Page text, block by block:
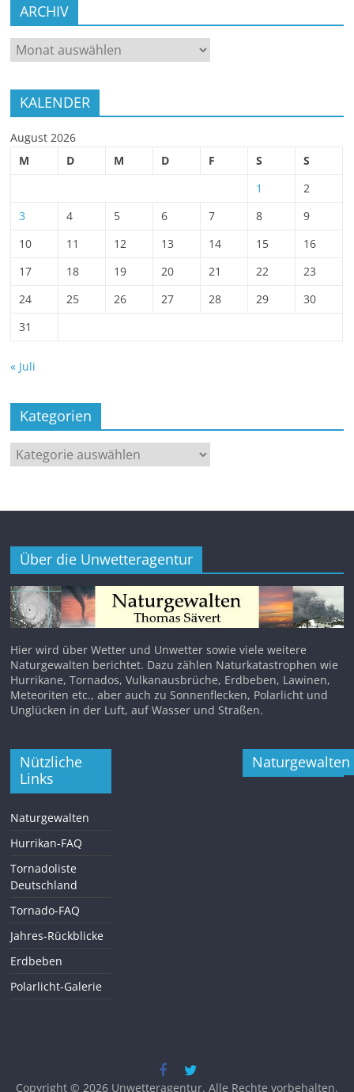
ARCHIV
ARCHIV
KALENDER
August 2026
M
D M D F S
S
1
2
3
4 5 6 7 8
9
10
11 12 13 14 15
16
17
18 19 20 21 22
23
24
25 26 27 28 29
30
31
« Juli
Kategorien
Kategorien
Über die Unwetteragentur
Hier wird über Wetter und Unwetter sowie viele weitere
Naturgewalten berichtet. Dazu zählen Naturkatastrophen wie
Hurrikane, Tornados, Vulkanausbrüche, Erdbeben, Lawinen,
Meteoriten etc., aber auch zu Sonnenflecken, Polarlicht und
Unglücken in der Luft, auf Wasser und Straßen.
Nützliche
Links
Naturgewalten
Hurrikan-FAQ
Tornadoliste
Deutschland
Tornado-FAQ
Jahres-Rückblicke
Erdbeben
Polarlicht-Galerie
Naturgewalten
Copyright © 2026 Unwetteragentur. Alle Rechte vorbehalten.